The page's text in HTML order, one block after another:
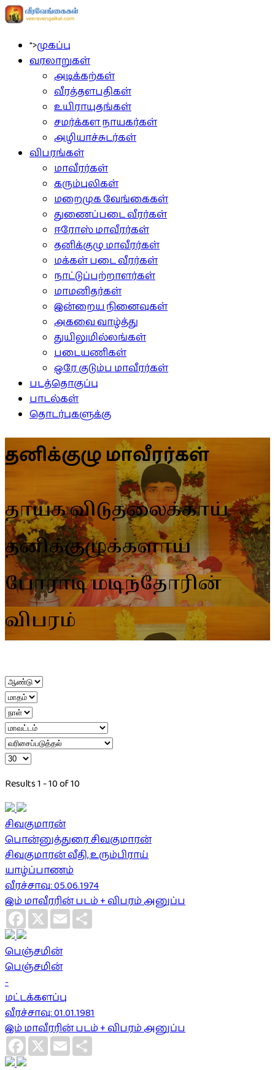
">முகப்பு
வரலாறுகள்
அடிக்கற்கள்
வீரத்தளபதிகள்
உயிராயுதங்கள்
சமர்க்கள நாயகர்கள்
அழியாச்சுடர்கள்
விபரங்கள்
மாவீரர்கள்
கரும்புலிகள்
மறைமுக வேங்கைகள்
துணைப்படை வீரர்கள்
ஈரோஸ் மாவீரர்கள்
தனிக்குழு மாவீரர்கள்
மக்கள் படை வீரர்கள்
நாட்டுப்பற்றாளர்கள்
மாமனிதர்கள்
இன்றைய நினைவுகள்
அகவை வாழ்த்து
துயிலுமில்லங்கள்
படையணிகள்
ஒரே குடும்ப மாவீரர்கள்
படத்தொகுப்பு
பாடல்கள்
தொடர்புகளுக்கு
தனிக்குழு மாவீரர்கள்
தாயக விடுதலைக்காய்
தனிக்குழுக்களாய்
போராடி மடிந்தோரின்
விபரம்
Results 1 - 10 of 10
சிவகுமாரன்
பொன்னுத்துரை சிவகுமாரன்
சிவகுமாரன் வீதி, உரும்பிராய்
யாழ்ப்பாணம்
வீரச்சாவு: 05.06.1974
இம் மாவீரரின் படம் + விபரம் அனுப்ப
Facebook
X Email
பெஞ்சமின்
பெஞ்சமின்
-
மட்டக்களப்பு
வீரச்சாவு: 01.01.1981
இம் மாவீரரின் படம் + விபரம் அனுப்ப
Facebook
X Email